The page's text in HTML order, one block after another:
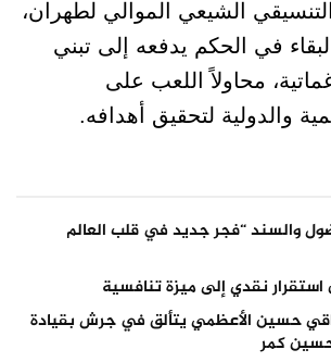
الشيعي الموالي لطهران،
في الحكم يدفعه إلى تبني
محاولاً اللعب على
والدولية لتحقيق أهدافه.
والسند “فجر جديد في قلب العالم
استقرار نقدي إلى ميزة تنافسية
حسين الأعظمي يتألق في جرش بقيادة
كمر